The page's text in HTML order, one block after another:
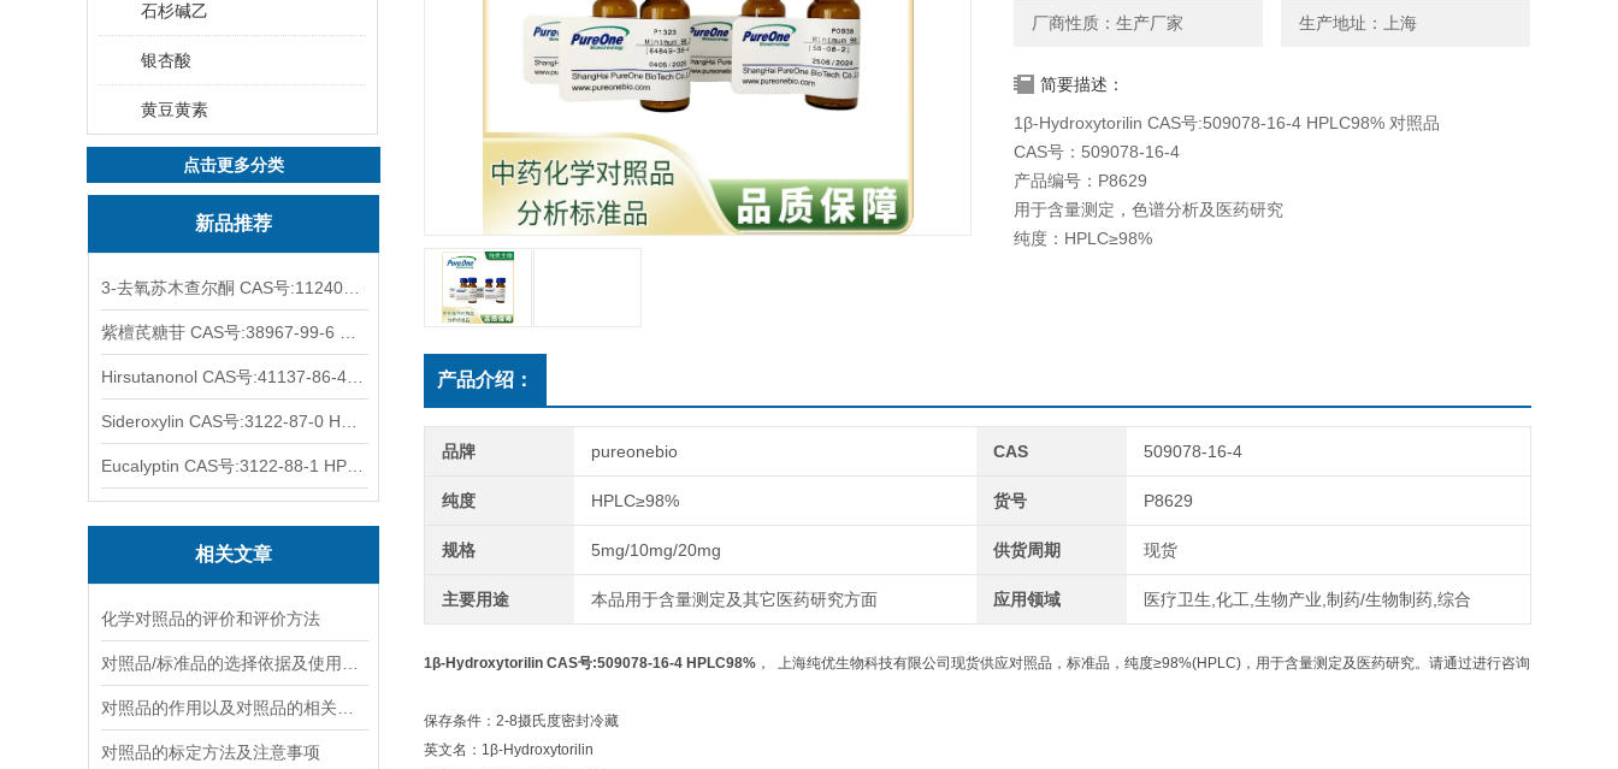
石杉碱乙
银杏酸
黄豆黄素
点击更多分类
新品推荐
相关文章
化学对照品的评价和评价方法
对照品的标定方法及注意事项
厂商性质：生产厂家 生产地址：上海
简要描述：
1β-Hydroxytorilin CAS号:509078-16-4 HPLC98% 对照品
CAS号：509078-16-4
产品编号：P8629
用于含量测定，色谱分析及医药研究
纯度：HPLC≥98%
产品介绍：
品牌 pureonebio CAS 509078-16-4
纯度 HPLC≥98% 货号 P8629
规格 5mg/10mg/20mg 供货周期 现货
主要用途 本品用于含量测定及其它医药研究方面 应用领域 医疗卫生,化工,生物产业,制药/生物制药,综合
1β-Hydroxytorilin CAS号:509078-16-4 HPLC98% ， 上海纯优生物科技有限公司现货供应对照品，标准品，纯度≥98%(HPLC)，用于含量测定及医药研究。请通过进行咨询
保存条件：2-8摄氏度密封冷藏
英文名：1β-Hydroxytorilin